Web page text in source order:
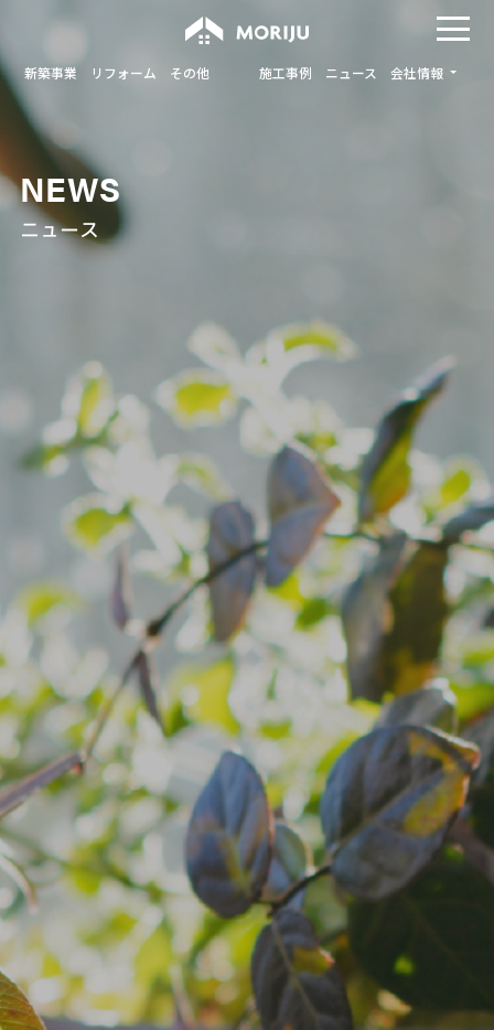
新築事業 リフォーム その他 施工事例 ニュース 会社情報
NEWS
ニュース